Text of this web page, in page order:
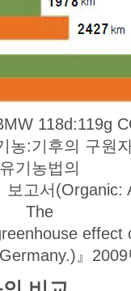
118d:119g
농:기후의 구원
유기농법의
고서(Organic:
The
effect
』